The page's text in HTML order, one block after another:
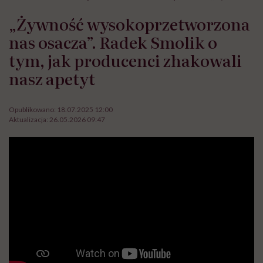
„Żywność wysokoprzetworzona
nas osacza”. Radek Smolik o
tym, jak producenci zhakowali
nasz apetyt
Opublikowano: 18.07.2025 12:00
Aktualizacja: 26.05.2026 09:47